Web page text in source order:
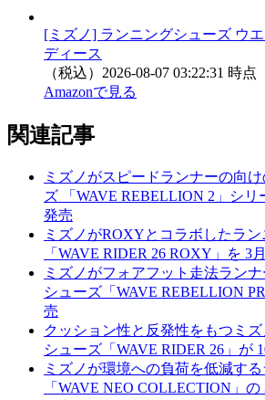
[ミズノ] ランニングシューズ ウ
ディース
（税込） 2026-08-07 03:22:31 時点
Amazonで見る
関連記事
ミズノがスピードランナーの向
ズ 「WAVE REBELLION 2」シリ
発売
ミズノがROXYとコラボしたラ
「WAVE RIDER 26 ROXY」を 3
ミズノがフォアフット走法ラン
シューズ「WAVE REBELLION
売
クッション性と反発性をもつミ
シューズ「WAVE RIDER 26」が
ミズノが環境への負荷を低減す
「WAVE NEO COLLECTION」